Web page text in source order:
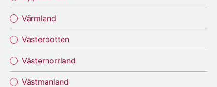
Värmland
Västerbotten
Västernorrland
Västmanland